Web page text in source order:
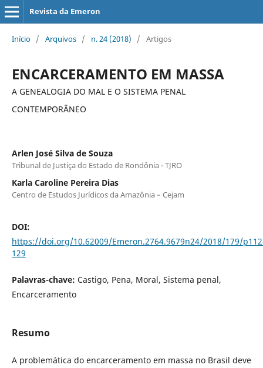
Revista da Emeron
Início / Arquivos / n. 24 (2018) / Artigos
ENCARCERAMENTO EM MASSA
A GENEALOGIA DO MAL E O SISTEMA PENAL
CONTEMPORÂNEO
Arlen José Silva de Souza
Tribunal de Justiça do Estado de Rondônia - TJRO
Karla Caroline Pereira Dias
Centro de Estudos Jurídicos da Amazônia – Cejam
DOI:
https://doi.org/10.62009/Emeron.2764.9679n24/2018/179/
129
Palavras-chave: Castigo, Pena, Moral, Sistema penal,
Encarceramento
Resumo
A problemática do encarceramento em massa no Brasil deve